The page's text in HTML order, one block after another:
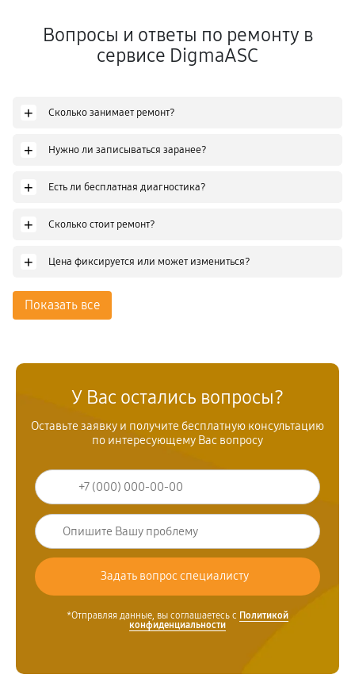
Вопросы и ответы по ремонту в
сервисе DigmaASC
+ Сколько занимает ремонт?
+ Нужно ли записываться заранее?
+ Есть ли бесплатная диагностика?
+ Сколько стоит ремонт?
+ Цена фиксируется или может измениться?
Показать все
У Вас остались вопросы?
Оставьте заявку и получите бесплатную консультацию
по интересующему Вас вопросу
*Отправляя данные, вы соглашаетесь с Политикой
конфиденциальности